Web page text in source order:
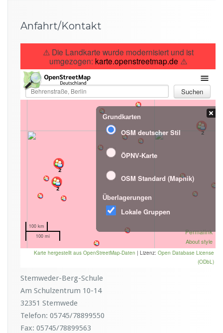
Anfahrt/Kontakt
Stemweder-Berg-Schule
Am Schulzentrum 10-14
32351 Stemwede
Telefon: 05745/78899550
Fax: 05745/78899563